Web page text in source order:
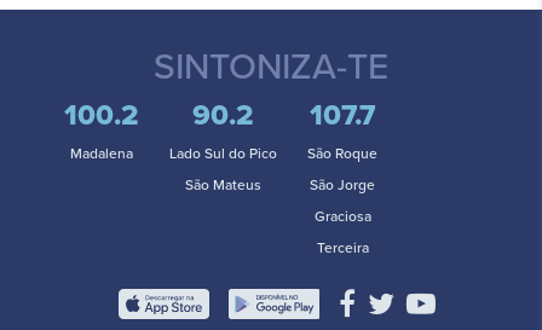
SINTONIZA-TE
100.2
Madalena
90.2
Lado Sul do Pico
São Mateus
107.7
São Roque
São Jorge
Graciosa
Terceira